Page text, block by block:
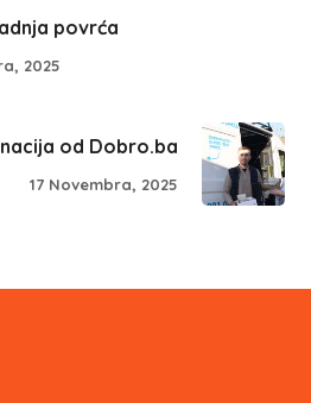
povrća
2025
od Dobro.ba
17 Novembra, 2025